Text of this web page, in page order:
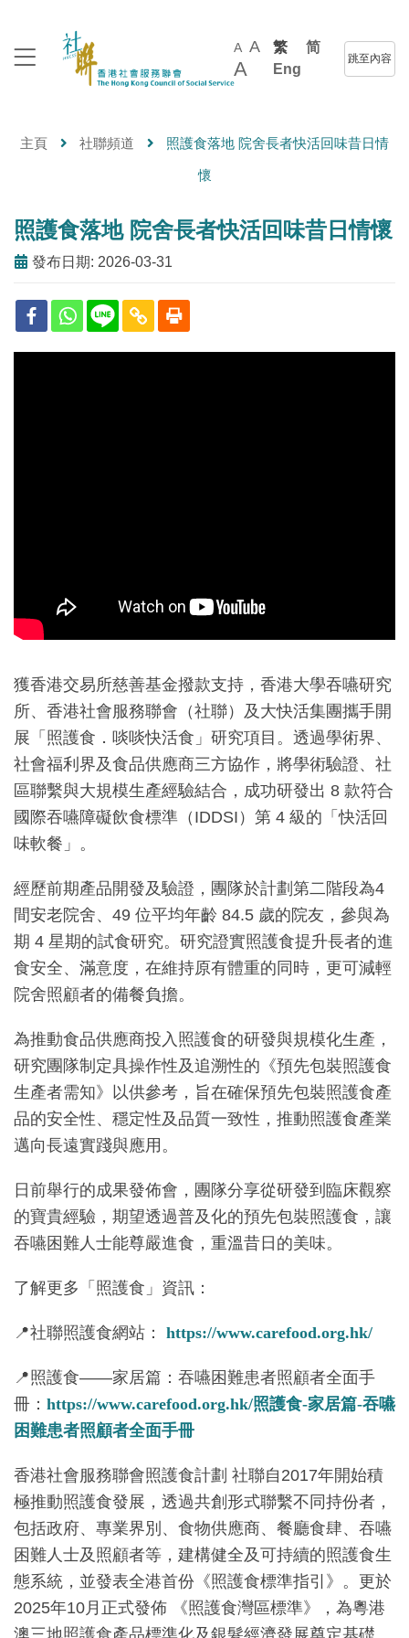
A A
A
繁
简
Eng
跳至內容
主頁 社聯頻道 照護食落地 院舍長者快活回味昔日情
懷
照護食落地 院舍長者快活回味昔日情懷
發布日期: 2026-03-31
獲香港交易所慈善基金撥款支持，香港大學吞嚥研究
所、香港社會服務聯會（社聯）及大快活集團攜手開
展「照護食．啖啖快活食」研究項目。透過學術界、
社會福利界及食品供應商三方協作，將學術驗證、社
區聯繫與大規模生產經驗結合，成功研發出 8 款符合
國際吞嚥障礙飲食標準（IDDSI）第 4 級的「快活回
味軟餐」。
經歷前期產品開發及驗證，團隊於計劃第二階段為4
間安老院舍、49 位平均年齡 84.5 歲的院友，參與為
期 4 星期的試食研究。研究證實照護食提升長者的進
食安全、滿意度，在維持原有體重的同時，更可減輕
院舍照顧者的備餐負擔。
為推動食品供應商投入照護食的研發與規模化生產，
研究團隊制定具操作性及追溯性的《預先包裝照護食
生產者需知》以供參考，旨在確保預先包裝照護食產
品的安全性、穩定性及品質一致性，推動照護食產業
邁向長遠實踐與應用。
日前舉行的成果發佈會，團隊分享從研發到臨床觀察
的寶貴經驗，期望透過普及化的預先包裝照護食，讓
吞嚥困難人士能尊嚴進食，重溫昔日的美味。
了解更多「照護食」資訊：
📍社聯照護食網站： https://www.carefood.org.hk/
📍照護食——家居篇：吞嚥困難患者照顧者全面手
冊： https://www.carefood.org.hk/照護食-家居篇-吞嚥
困難患者照顧者全面手冊
香港社會服務聯會照護食計劃 社聯自2017年開始積
極推動照護食發展，透過共創形式聯繫不同持份者，
包括政府、專業界別、食物供應商、餐廳食肆、吞嚥
困難人士及照顧者等，建構健全及可持續的照護食生
態系統，並發表全港首份《照護食標準指引》。更於
2025年10月正式發佈 《照護食灣區標準》，為粵港
澳三地照護食產品標準化及銀髮經濟發展奠定基礎。